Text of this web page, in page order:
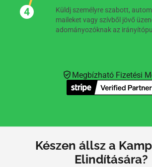
Küldj személyre szabott,
maileket vagy szívből jövő
adományozóknak az
Megbízható Fizetési
Készen állsz a
Elindítására?